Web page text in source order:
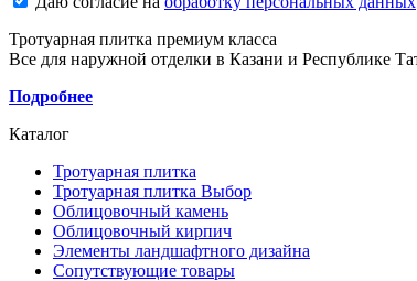
Тротуарная плитка премиум класса
Все для наружной отделки в Казани и Республике
Подробнее
Каталог
Тротуарная плитка
Тротуарная плитка Выбор
Облицовочный камень
Облицовочный кирпич
Элементы ландшафтного дизайна
Сопутствующие товары